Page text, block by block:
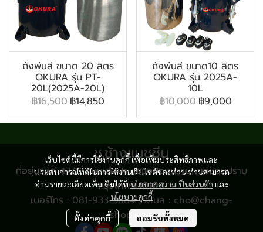
ถังพ่นสี ขนาด 20 ลิตร
OKURA รุ่น PT-
20L(2025A-20L)
฿16,500 ฿14,850
ถังพ่นสี ขนาด10 ลิตร
OKURA รุ่น 2025A-
10L
฿10,000 ฿9,000
เว็บไซต์นี้มีการใช้งานคุกกี้ เพื่อเพิ่มประสิทธิภาพและ
ประสบการณ์ที่ดีในการใช้งานเว็บไซต์ของท่าน ท่านสามารถ
อ่านรายละเอียดเพิ่มเติมได้ที่นโยบายความเป็นส่วนตัว และ
นโยบายคุกกี้
ตั้งค่าคุกกี้ ยอมรับทั้งหมด
ช.ช้างแมชชีน
ที่อยู่บริษัท 47/8 ถนนเสือป่า แขวงป้อมปราบ เขตป้อมปราบ
กรุงเทพฯ 10100
เบอร์โทร : 081-933-3884 | อีเมล : cho@chang-
shop.com